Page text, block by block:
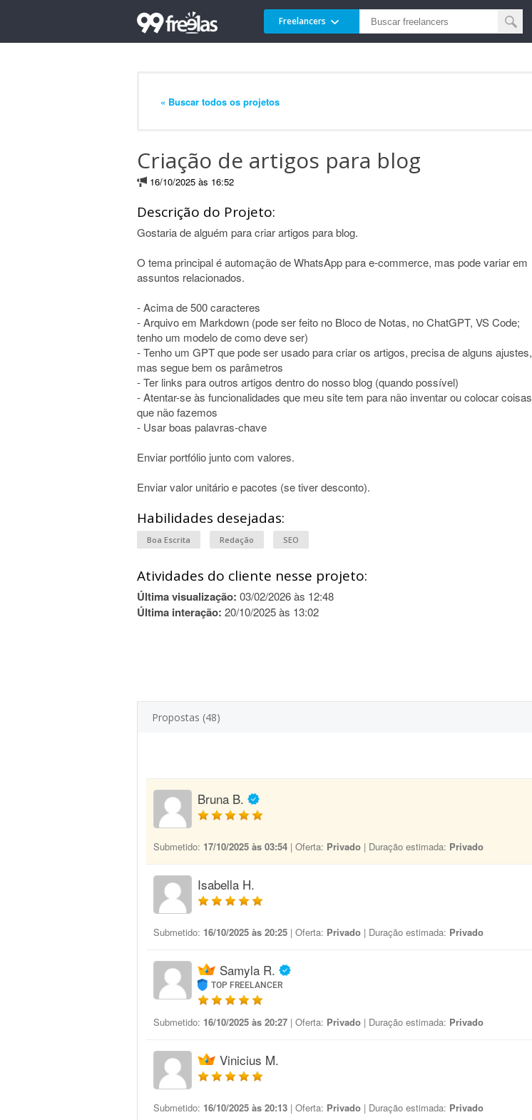
Freelancers
« Buscar todos os projetos
Criação de artigos para blog
16/10/2025 às 16:52
Descrição do Projeto:
Gostaria de alguém para criar artigos para blog.
O tema principal é automação de WhatsApp para e-commerce, mas pode variar em
assuntos relacionados.
- Acima de 500 caracteres
- Arquivo em Markdown (pode ser feito no Bloco de Notas, no ChatGPT, VS Code;
tenho um modelo de como deve ser)
- Tenho um GPT que pode ser usado para criar os artigos, precisa de alguns ajustes,
mas segue bem os parâmetros
- Ter links para outros artigos dentro do nosso blog (quando possível)
- Atentar-se às funcionalidades que meu site tem para não inventar ou colocar coisas
que não fazemos
- Usar boas palavras-chave
Enviar portfólio junto com valores.
Enviar valor unitário e pacotes (se tiver desconto).
Habilidades desejadas:
Boa Escrita Redação SEO
Atividades do cliente nesse projeto:
Última visualização: 03/02/2026 às 12:48
Última interação: 20/10/2025 às 13:02
Propostas (48)
Bruna B.
Submetido: 17/10/2025 às 03:54 | Oferta: Privado | Duração estimada: Privado
Isabella H.
Submetido: 16/10/2025 às 20:25 | Oferta: Privado | Duração estimada: Privado
Samyla R.
TOP FREELANCER
Submetido: 16/10/2025 às 20:27 | Oferta: Privado | Duração estimada: Privado
Vinicius M.
Submetido: 16/10/2025 às 20:13 | Oferta: Privado | Duração estimada: Privado